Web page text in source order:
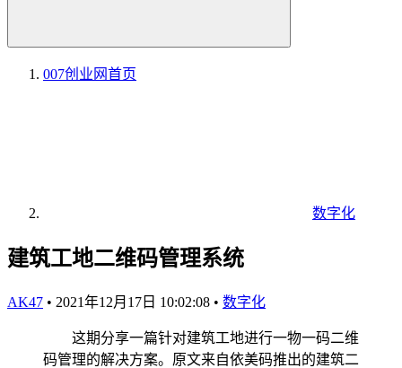
007创业网首页
数字化
建筑工地二维码管理系统
AK47 • 2021年12月17日 10:02:08 • 数字化
这期分享一篇针对建筑工地进行一物一码二维
码管理的解决方案。原文来自依美码推出的建筑二